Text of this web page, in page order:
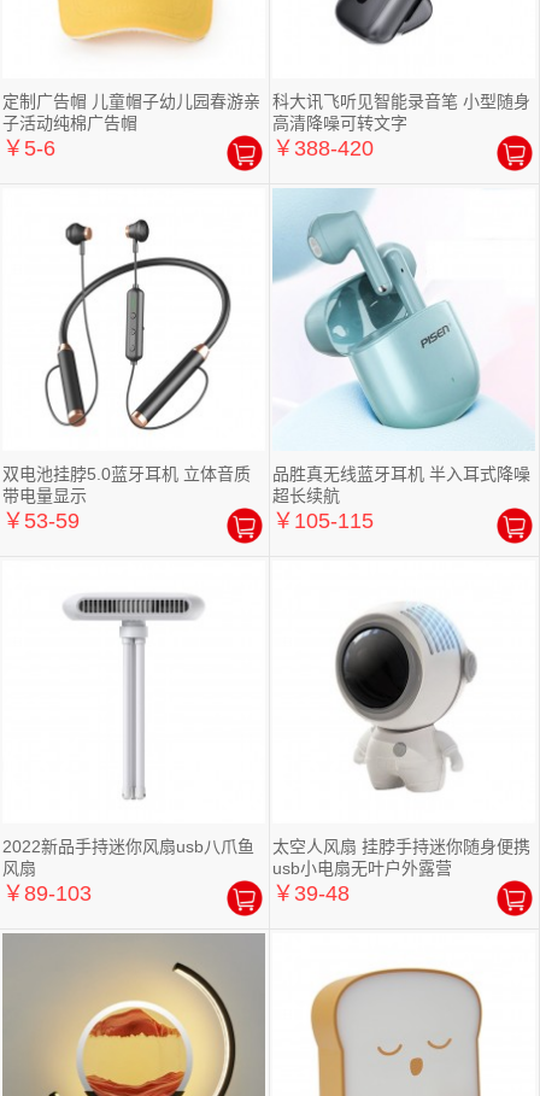
定制广告帽 儿童帽子幼儿园春游亲
子活动纯棉广告帽
￥5-6
科大讯飞听见智能录音笔 小型随身
高清降噪可转文字
￥388-420
双电池挂脖5.0蓝牙耳机 立体音质
带电量显示
￥53-59
品胜真无线蓝牙耳机 半入耳式降噪
超长续航
￥105-115
2022新品手持迷你风扇usb八爪鱼
风扇
￥89-103
太空人风扇 挂脖手持迷你随身便携
usb小电扇无叶户外露营
￥39-48